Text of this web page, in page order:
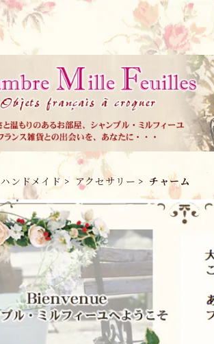
ハンドメイド アクセサリー チャーム